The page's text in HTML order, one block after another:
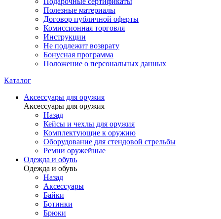
Полезные материалы
Договор публичной оферты
Комиссионная торговля
Инструкции
Не подлежит возврату
Бонусная программа
Положение о персональных данных
Каталог
Аксессуары для оружия
Аксессуары для оружия
Назад
Кейсы и чехлы для оружия
Комплектующие к оружию
Оборудование для стендовой стрельбы
Ремни оружейные
Одежда и обувь
Одежда и обувь
Назад
Аксессуары
Байки
Ботинки
Брюки